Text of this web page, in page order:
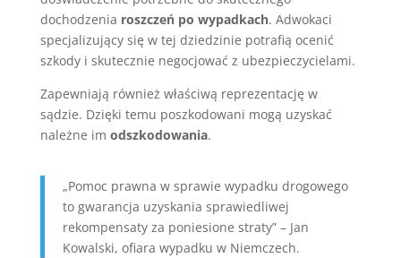
dochodzenia roszczeń po wypadkach. Adwokaci
specjalizujący się w tej dziedzinie potrafią ocenić
szkody i skutecznie negocjować z ubezpieczycielami.
Zapewniają również właściwą reprezentację w
sądzie. Dzięki temu poszkodowani mogą uzyskać
należne im odszkodowania.
„Pomoc prawna w sprawie wypadku drogowego
to gwarancja uzyskania sprawiedliwej
rekompensaty za poniesione straty” – Jan
Kowalski, ofiara wypadku w Niemczech.